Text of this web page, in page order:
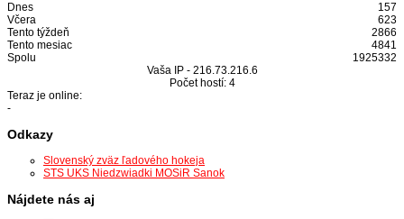
Dnes
157
Včera
623
Tento týždeň
2866
Tento mesiac
4841
Spolu
1925332
Vaša IP - 216.73.216.6
Počet hostí: 4
Teraz je online:
-
Odkazy
Slovenský zväz ľadového hokeja
STS UKS Niedzwiadki MOSiR Sanok
Nájdete nás aj